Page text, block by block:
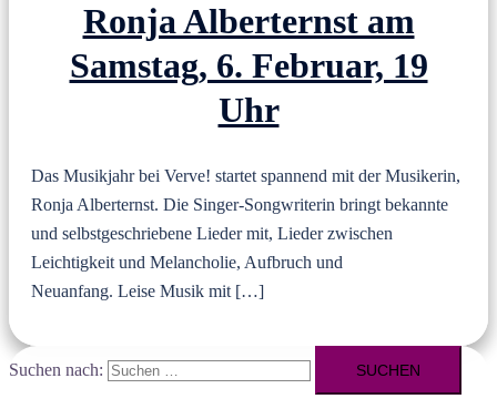
Ronja Alberternst am
Samstag, 6. Februar, 19
Uhr
Das Musikjahr bei Verve! startet spannend mit der Musikerin,
Ronja Alberternst. Die Singer-Songwriterin bringt bekannte
und selbstgeschriebene Lieder mit, Lieder zwischen
Leichtigkeit und Melancholie, Aufbruch und
Neuanfang. Leise Musik mit […]
Suchen nach: